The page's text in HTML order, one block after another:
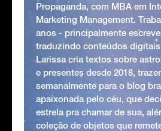
Propaganda, com MBA em
Marketing Management.
anos - principalmente
traduzindo conteúdos
Larissa cria textos sobre
e presentes desde 2018,
semanalmente para o blog
apaixonada pelo céu, que
estrela pra chamar de sua,
coleção de objetos que